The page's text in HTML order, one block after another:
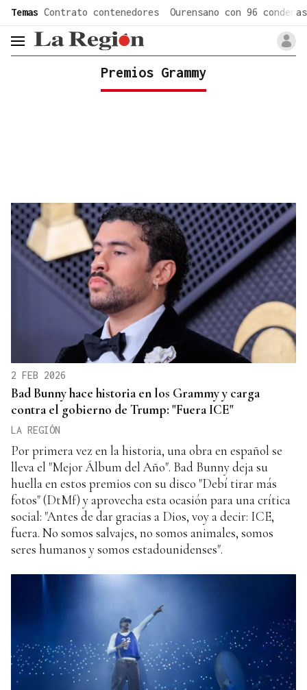
Temas Contrato contenedores Ourensano con 96 condenas
header.menu.open
Premios Grammy
2 FEB 2026
Bad Bunny hace historia en los Grammy y carga
contra el gobierno de Trump: "Fuera ICE"
LA REGIÓN
Por primera vez en la historia, una obra en español se
lleva el "Mejor Álbum del Año". Bad Bunny deja su
huella en estos premios con su disco "Debí tirar más
fotos" (DtMf) y aprovecha esta ocasión para una crítica
social: "Antes de dar gracias a Dios, voy a decir: ICE,
fuera. No somos salvajes, no somos animales, somos
seres humanos y somos estadounidenses".